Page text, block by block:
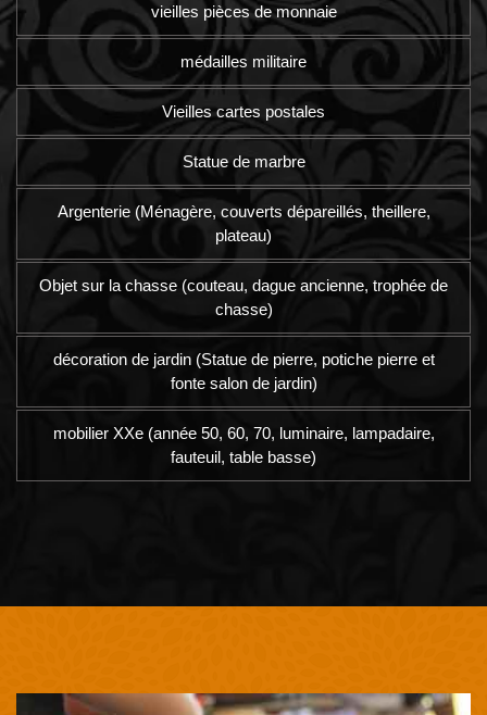
vieilles pièces de monnaie
médailles militaire
Vieilles cartes postales
Statue de marbre
Argenterie (Ménagère, couverts dépareillés, theillere,
plateau)
Objet sur la chasse (couteau, dague ancienne, trophée de
chasse)
décoration de jardin (Statue de pierre, potiche pierre et
fonte salon de jardin)
mobilier XXe (année 50, 60, 70, luminaire, lampadaire,
fauteuil, table basse)